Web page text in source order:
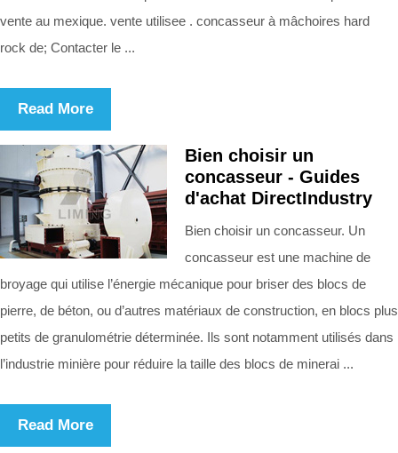
vente au mexique. vente utilisee . concasseur à mâchoires hard
rock de; Contacter le ...
Read More
Bien choisir un
concasseur - Guides
d'achat DirectIndustry
Bien choisir un concasseur. Un
concasseur est une machine de
broyage qui utilise l’énergie mécanique pour briser des blocs de
pierre, de béton, ou d’autres matériaux de construction, en blocs plus
petits de granulométrie déterminée. Ils sont notamment utilisés dans
l’industrie minière pour réduire la taille des blocs de minerai ...
Read More